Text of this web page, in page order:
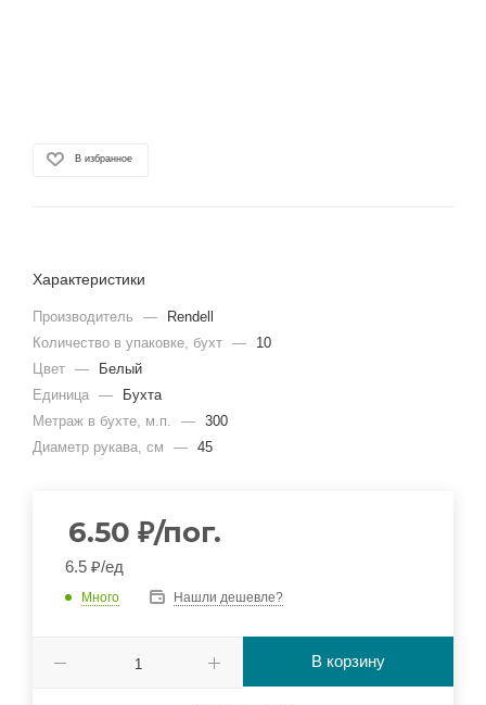
В избранное
Характеристики
Производитель —
Rendell
Количество в упаковке, бухт —
10
Цвет —
Белый
Единица —
Бухта
Метраж в бухте, м.п.
— 300
Диаметр рукава, см
— 45
6.50 ₽/пог.
6.5 ₽/ед
Много Нашли дешевле?
В корзину